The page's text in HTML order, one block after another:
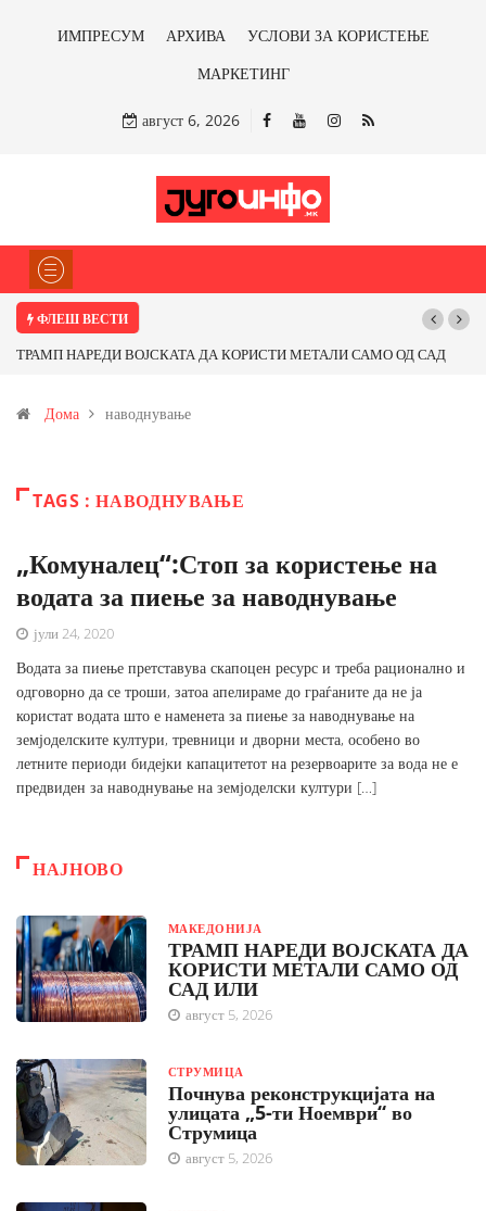
ИМПРЕСУМ АРХИВА
УСЛОВИ ЗА КОРИСТЕЊЕ
МАРКЕТИНГ
август 6, 2026
ФЛЕШ ВЕСТИ
ТРАМП НАРЕДИ ВОЈСКАТА ДА КОРИСТИ МЕТАЛИ САМО ОД САД
Иловица и со антимонот?
Дома наводнување
TAGS : НАВОДНУВАЊЕ
„Комуналец“:Стоп за користење на
водата за пиење за наводнување
јули 24, 2020
Водата за пиење претставува скапоцен ресурс и треба рационално и
одговорно да се троши, затоа апелираме до граѓаните да не ја
користат водата што е наменета за пиење за наводнување на
земјоделските култури, тревници и дворни места, особено во
летните периоди бидејки капацитетот на резервоарите за вода не е
предвиден за наводнување на земјоделски култури […]
НАЈНОВО
МАКЕДОНИЈА
ТРАМП НАРЕДИ ВОЈСКАТА ДА
КОРИСТИ МЕТАЛИ САМО ОД
САД ИЛИ
август 5, 2026
СТРУМИЦА
Почнува реконструкцијата на
улицата „5-ти Ноември“ во
Струмица
август 5, 2026